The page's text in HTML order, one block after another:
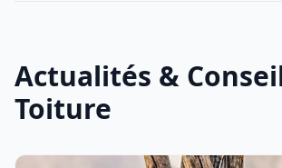
Actualités &
Toiture